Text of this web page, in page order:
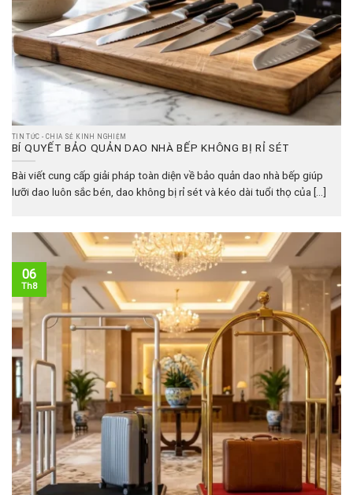
TIN TỨC - CHIA SẺ KINH NGHIỆM
BÍ QUYẾT BẢO QUẢN DAO NHÀ BẾP KHÔNG BỊ RỈ SÉT
Bài viết cung cấp giải pháp toàn diện về bảo quản dao nhà bếp giúp
lưỡi dao luôn sắc bén, dao không bị rỉ sét và kéo dài tuổi thọ của [...]
06
Th8